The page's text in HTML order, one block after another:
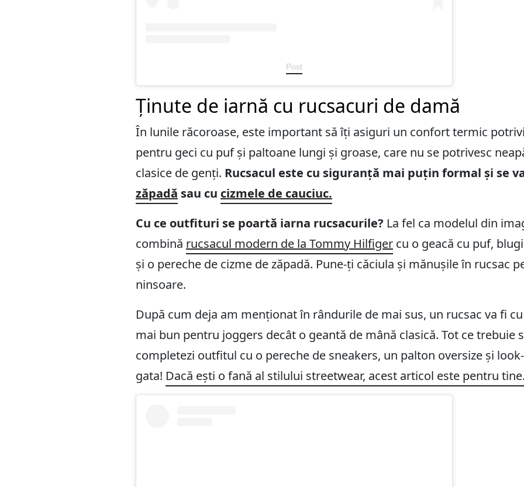
Post
Ținute de iarnă cu rucsacuri de damă
În lunile răcoroase, este important să îți asiguri un confort termic
pentru geci cu puf și paltoane lungi și groase, care nu se potrivesc
clasice de genți. Rucsacul este cu siguranță mai puțin formal și se
zăpadă sau cu cizmele de cauciuc.
Cu ce outfituri se poartă iarna rucsacurile? La fel ca modelul din
combină rucsacul modern de la Tommy Hilfiger cu o geacă cu puf,
și o pereche de cizme de zăpadă. Pune-ți căciula și mănușile în rucsac
ninsoare.
După cum deja am menționat în rândurile de mai sus, un rucsac va fi
mai bun pentru joggers decât o geantă de mână clasică. Tot ce trebuie
completezi outfitul cu o pereche de sneakers, un palton oversize și
gata! Dacă ești o fană al stilului streetwear, acest articol este pentru tine.